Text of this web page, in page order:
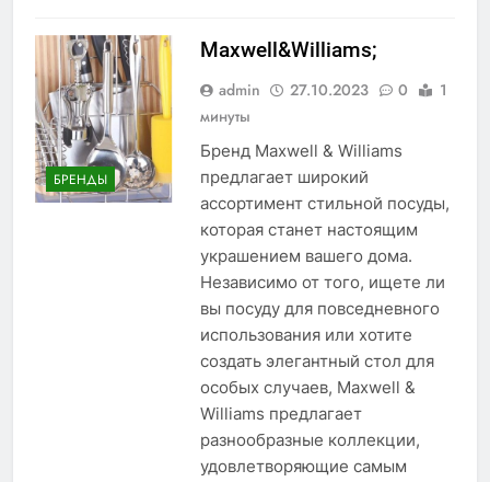
БРЕНДЫ
Maxwell&Williams;
admin 27.10.2023 0
1
минуты
Бренд Maxwell & Williams
предлагает широкий
ассортимент стильной посуды,
которая станет настоящим
украшением вашего дома.
Независимо от того, ищете ли
вы посуду для повседневного
использования или хотите
создать элегантный стол для
особых случаев, Maxwell &
Williams предлагает
разнообразные коллекции,
удовлетворяющие самым